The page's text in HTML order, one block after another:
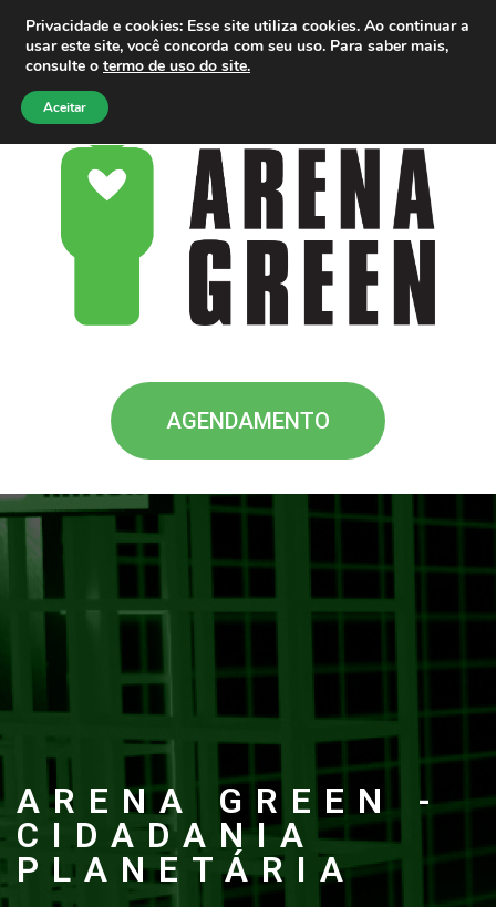
AGENDAMENTO
ARENA GREEN -
CIDADANIA
PLANETÁRIA
Privacidade e cookies: Esse site utiliza cookies. Ao continuar a
usar este site, você concorda com seu uso. Para saber mais,
consulte o termo de uso do site.
Aceitar